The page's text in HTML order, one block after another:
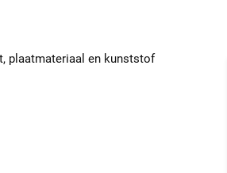
plaatmateriaal en kunststof